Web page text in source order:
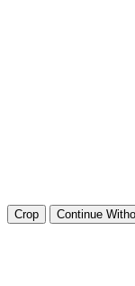
Crop Continue